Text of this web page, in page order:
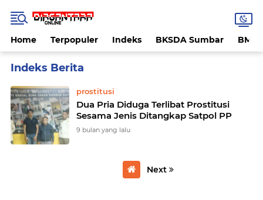
Home Terpopuler Indeks BKSDA Sumbar
prostitusi
Dua Pria Diduga Terlibat Prostitusi
Sesama Jenis Ditangkap Satpol PP
9 bulan yang lalu
Next